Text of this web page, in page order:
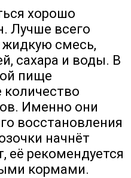
хорошо
Лучше всего
жидкую смесь,
сахара и воды. В
пище
Именно они
восстановления
начнёт
её рекомендуется
кормами.